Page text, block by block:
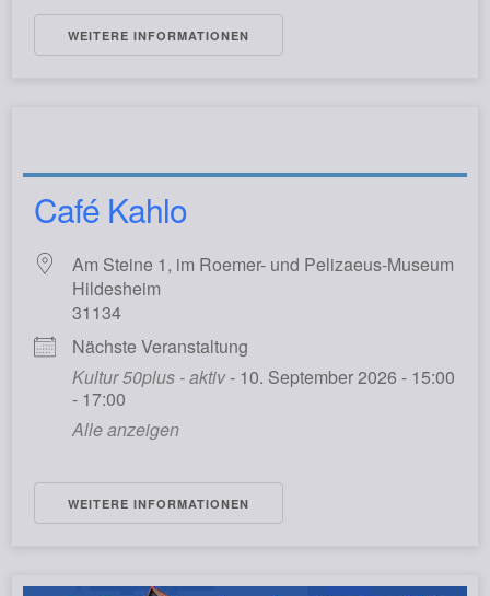
WEITERE INFORMATIONEN
Café Kahlo
Am Steine 1, im Roemer- und Pelizaeus-Museum
Hildesheim
31134
Nächste Veranstaltung
Kultur 50plus - aktiv- 10. September 2026 - 15:00
- 17:00
Alle anzeigen
WEITERE INFORMATIONEN